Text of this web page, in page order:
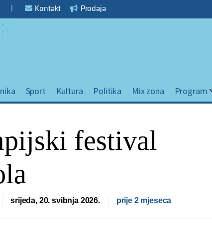
| Kontakt Prodaja
Sport Kultura Politika Mix zona Program
festival
srijeda, 20. svibnja 2026. prije 2 mjeseca